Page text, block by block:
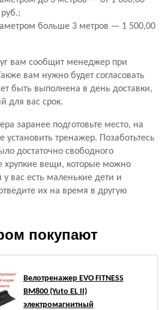
больше 3 метров — 1 500,00
вам сообщит менеджер при
вам нужно будет согласовать
быть выполнена в день доставки,
для вас срок.
заранее подготовьте место, на
установить тренажер. Позаботьтесь
достаточно свободного
хрупкие вещи, которые можно
у вас есть маленькие дети и
их на время в другую
покупают
Велотренажер EVO FITNESS
BM800 (Yuto EL II)
электромагнитный